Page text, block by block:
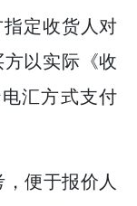
定收货人对
以实际《收
汇方式支付
便于报价人